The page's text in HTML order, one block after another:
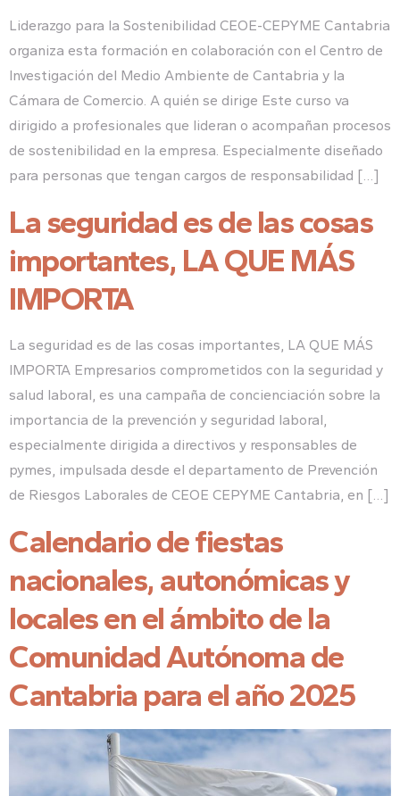
Liderazgo para la Sostenibilidad CEOE-CEPYME Cantabria
organiza esta formación en colaboración con el Centro de
Investigación del Medio Ambiente de Cantabria y la
Cámara de Comercio. A quién se dirige Este curso va
dirigido a profesionales que lideran o acompañan procesos
de sostenibilidad en la empresa. Especialmente diseñado
para personas que tengan cargos de responsabilidad […]
La seguridad es de las cosas
importantes, LA QUE MÁS
IMPORTA
La seguridad es de las cosas importantes, LA QUE MÁS
IMPORTA Empresarios comprometidos con la seguridad y
salud laboral, es una campaña de concienciación sobre la
importancia de la prevención y seguridad laboral,
especialmente dirigida a directivos y responsables de
pymes, impulsada desde el departamento de Prevención
de Riesgos Laborales de CEOE CEPYME Cantabria, en […]
Calendario de fiestas
nacionales, autonómicas y
locales en el ámbito de la
Comunidad Autónoma de
Cantabria para el año 2025